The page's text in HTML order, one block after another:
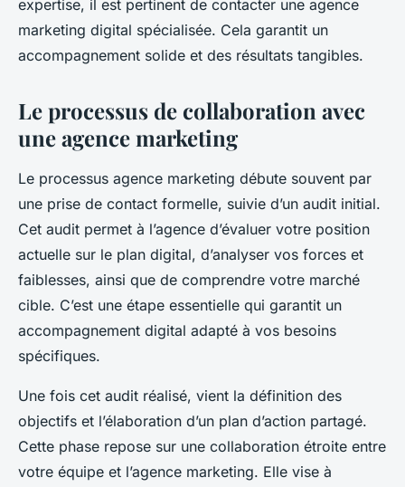
expertise, il est pertinent de contacter une agence
marketing digital spécialisée. Cela garantit un
accompagnement solide et des résultats tangibles.
Le processus de collaboration avec
une agence marketing
Le processus agence marketing débute souvent par
une prise de contact formelle, suivie d’un audit initial.
Cet audit permet à l’agence d’évaluer votre position
actuelle sur le plan digital, d’analyser vos forces et
faiblesses, ainsi que de comprendre votre marché
cible. C’est une étape essentielle qui garantit un
accompagnement digital adapté à vos besoins
spécifiques.
Une fois cet audit réalisé, vient la définition des
objectifs et l’élaboration d’un plan d’action partagé.
Cette phase repose sur une collaboration étroite entre
votre équipe et l’agence marketing. Elle vise à